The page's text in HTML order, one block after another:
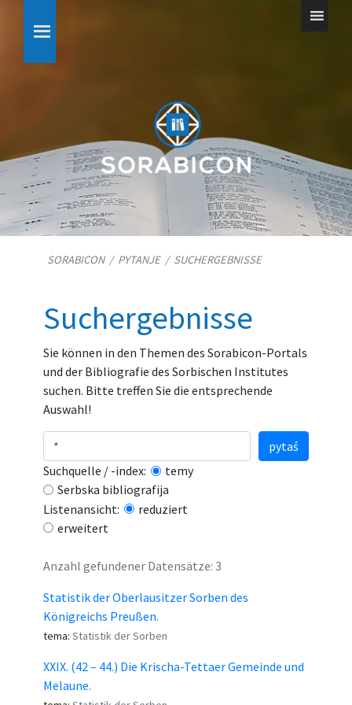
SORABICON/ PYTANJE/ SUCHERGEBNISSE
Suchergebnisse
Sie können in den Themen des Sorabicon-Portals
und der Bibliografie des Sorbischen Institutes
suchen. Bitte treffen Sie die entsprechende
Auswahl!
Suchquelle / -index:
temy
Serbska bibliografija
Listenansicht:
reduziert
erweitert
pytaś
Anzahl gefundener Datensätze: 3
Statistik der Oberlausitzer Sorben des
Königreichs Preußen.
tema: Statistik der Sorben
XXIX. (42 – 44.) Die Krischa-Tettaer Gemeinde und
Melaune.